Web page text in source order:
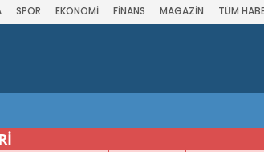
SPOR EKONOMİ FİNANS MAGAZİN TÜM